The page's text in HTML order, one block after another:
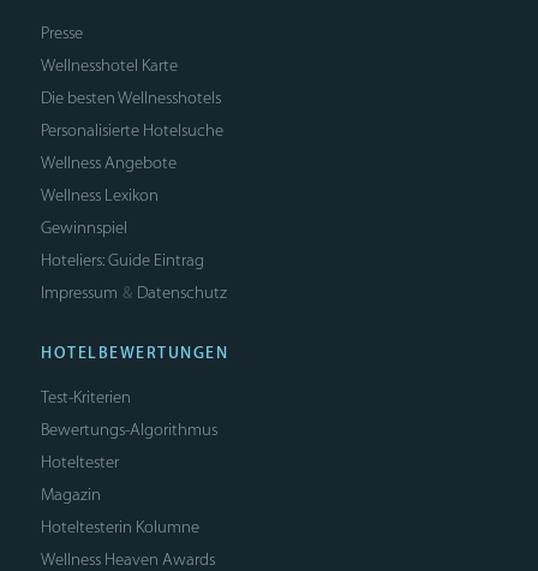
Presse
Wellnesshotel Karte
Die besten Wellnesshotels
Personalisierte Hotelsuche
Wellness Angebote
Wellness Lexikon
Gewinnspiel
Hoteliers: Guide Eintrag
Impressum & Datenschutz
HOTELBEWERTUNGEN
Test-Kriterien
Bewertungs-Algorithmus
Hoteltester
Magazin
Hoteltesterin Kolumne
Wellness Heaven Awards